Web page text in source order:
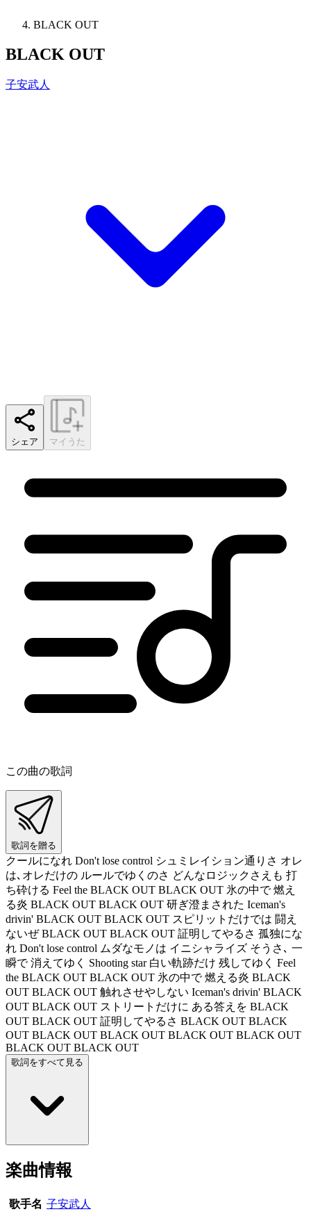
BLACK OUT
BLACK OUT
子安武人
シェア マイうた
この曲の歌詞
歌詞を贈る
クールになれ Don't lose control シュミレイション通りさ オレ
は､オレだけの ルールでゆくのさ どんなロジックさえも 打
ち砕ける Feel the BLACK OUT BLACK OUT 氷の中で 燃え
る炎 BLACK OUT BLACK OUT 研ぎ澄まされた Iceman's
drivin' BLACK OUT BLACK OUT スピリットだけでは 闘え
ないぜ BLACK OUT BLACK OUT 証明してやるさ 孤独にな
れ Don't lose control ムダなモノは イニシャライズ そうさ､ 一
瞬で 消えてゆく Shooting star 白い軌跡だけ 残してゆく Feel
the BLACK OUT BLACK OUT 氷の中で 燃える炎 BLACK
OUT BLACK OUT 触れさせやしない Iceman's drivin' BLACK
OUT BLACK OUT ストリートだけに ある答えを BLACK
OUT BLACK OUT 証明してやるさ BLACK OUT BLACK
OUT BLACK OUT BLACK OUT BLACK OUT BLACK OUT
BLACK OUT BLACK OUT
歌詞をすべて見る
楽曲情報
歌手名 子安武人